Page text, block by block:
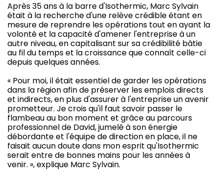
Après 35 ans à la barre d'Isothermic, Marc Sylvain
était à la recherche d'une relève crédible étant en
mesure de reprendre les opérations tout en ayant la
volonté et la capacité d'amener l'entreprise à un
autre niveau, en capitalisant sur sa crédibilité bâtie
au fil du temps et la croissance que connaît celle-ci
depuis quelques années.
« Pour moi, il était essentiel de garder les opérations
dans la région afin de préserver les emplois directs
et indirects, en plus d'assurer à l'entreprise un avenir
prometteur. Je crois qu'il faut savoir passer le
flambeau au bon moment et grâce au parcours
professionnel de David, jumelé à son énergie
débordante et l'équipe de direction en place, il ne
faisait aucun doute dans mon esprit qu'Isothermic
serait entre de bonnes mains pour les années à
venir. », explique Marc Sylvain.